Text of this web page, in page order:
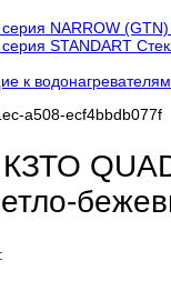
NARROW
STANDART
к водонагревателям